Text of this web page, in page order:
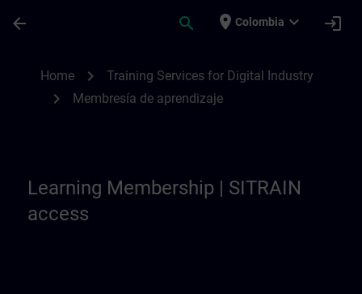
arrow_back search place Colombia expand_more login
Home chevron_right Training Services for Digital Industry
chevron_right Membresía de aprendizaje
Learning Membership | SITRAIN
access